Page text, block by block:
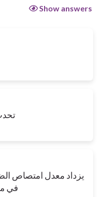
Show answers
يزداد معدل امتصاص
في